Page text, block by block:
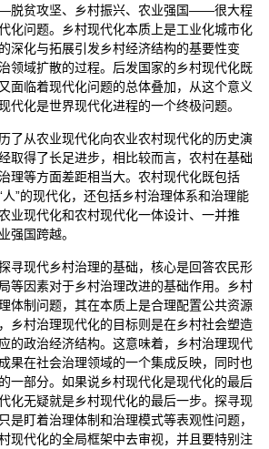
脱贫攻坚、乡村振兴、农业强国——很大程
化问题。乡村现代化本质上是工业化城市化
深化与拓展引发乡村经济结构的基要性变
领域扩散的过程。后发国家的乡村现代化既
面临着现代化问题的总体叠加，从这个意义
代化是世界现代化进程的一个终极问题。
了从农业现代化向农业农村现代化的历史演
取得了长足进步，相比较而言，农村在基础
理等方面差距相当大。农村现代化既包括
人”的现代化，还包括乡村治理体系和治理能
业现代化和农村现代化一体设计、一并推
强国跨越。
寻现代乡村治理的基础，核心是回答农民形
等因素对于乡村治理改进的基础作用。乡村
体制问题，其在本质上是合理配置公共资源
乡村治理现代化的目标则是在乡村社会塑造
的政治经济结构。这意味着，乡村治理现代
果在社会治理领域的一个集成反映，同时也
一部分。如果说乡村现代化是现代化的最后
化无疑就是乡村现代化的最后一步。探寻现
是盯着治理体制和治理模式等表观性问题，
现代化的全局框架中去审视，并且要特别注